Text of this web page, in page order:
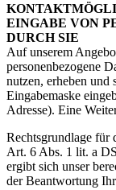
EINGABE VON
DURCH SIE
Auf unserem
personenbezogene
nutzen, erheben
Eingabemaske
Adresse). Eine
Rechtsgrundlage für
Art. 6 Abs. 1 lit. a
ergibt sich unser
der Beantwortung